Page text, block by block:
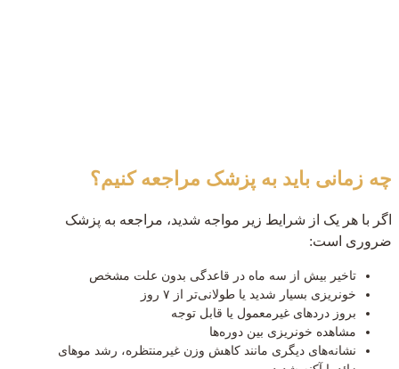
چه زمانی باید به پزشک مراجعه کنیم؟
اگر با هر یک از شرایط زیر مواجه شدید، مراجعه به پزشک
ضروری است:
تاخیر بیش از سه ماه در قاعدگی بدون علت مشخص
خونریزی بسیار شدید یا طولانی‌تر از ۷ روز
بروز دردهای غیرمعمول یا قابل توجه
مشاهده خونریزی بین دوره‌ها
نشانه‌های دیگری مانند کاهش وزن غیرمنتظره، رشد موهای